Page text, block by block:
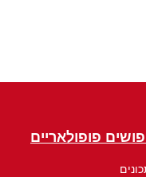
פופולאריים